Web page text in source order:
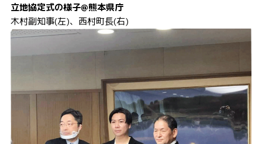
立地協定式の様子@熊本県庁
木村副知事(左)、西村町長(右)